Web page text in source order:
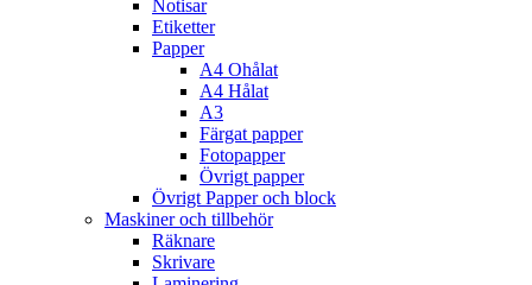
Notisar
Etiketter
Papper
A4 Ohålat
A4 Hålat
A3
Färgat papper
Fotopapper
Övrigt papper
Övrigt Papper och block
Maskiner och tillbehör
Räknare
Skrivare